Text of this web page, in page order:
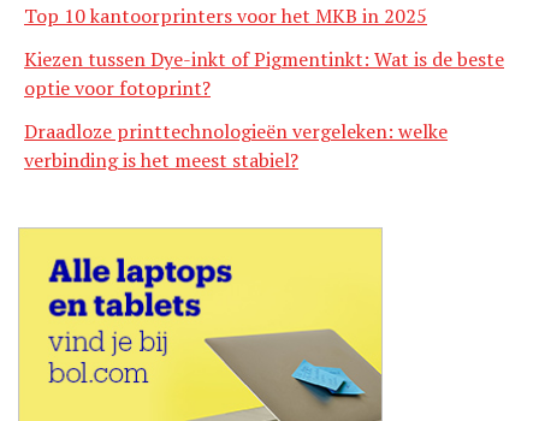
Top 10 kantoorprinters voor het MKB in 2025
Kiezen tussen Dye-inkt of Pigmentinkt: Wat is de beste
optie voor fotoprint?
Draadloze printtechnologieën vergeleken: welke
verbinding is het meest stabiel?